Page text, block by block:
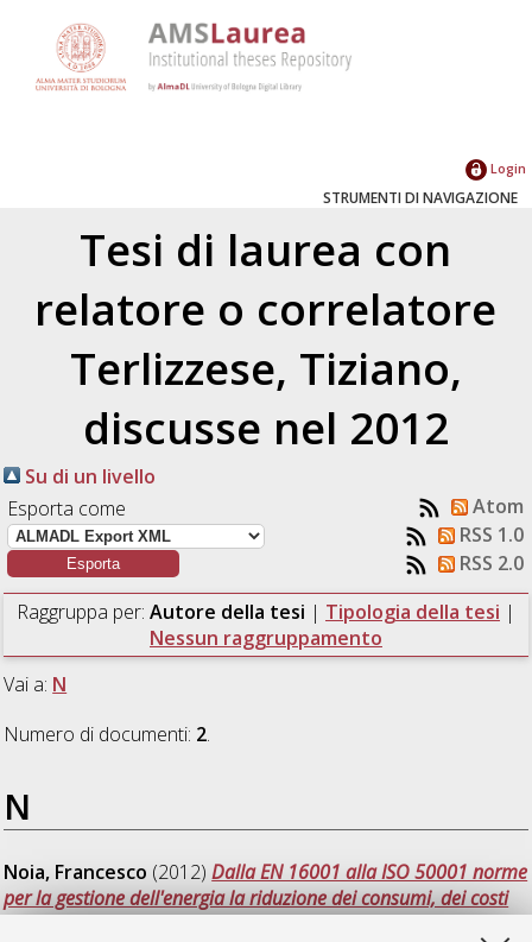
Login
STRUMENTI DI NAVIGAZIONE
Tesi di laurea con
relatore o correlatore
Terlizzese, Tiziano,
discusse nel 2012
Su di un livello
Esporta come
Atom
RSS 1.0
RSS 2.0
Raggruppa per: Autore della tesi | Tipologia della tesi |
Nessun raggruppamento
Vai a: N
Numero di documenti: 2.
N
Noia, Francesco (2012)Dalla EN 16001 alla ISO 50001 norme
per la gestione dell'energia la riduzione dei consumi, dei costi
caso applicativo all'interno della GDO.[Laurea magistrale],